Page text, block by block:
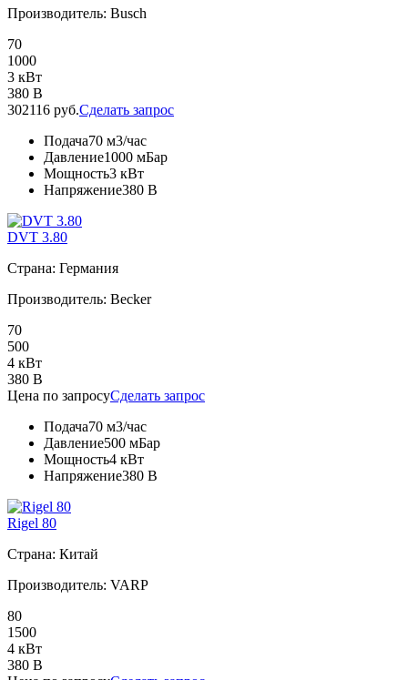
Производитель: Busch
70
1000
3 кВт
380 В
302116 руб.Сделать запрос
Подача70 м3/час
Давление1000 мБар
Мощность3 кВт
Напряжение380 В
DVT 3.80
Страна: Германия
Производитель: Becker
70
500
4 кВт
380 В
Цена по запросуСделать запрос
Подача70 м3/час
Давление500 мБар
Мощность4 кВт
Напряжение380 В
Rigel 80
Страна: Китай
Производитель: VARP
80
1500
4 кВт
380 В